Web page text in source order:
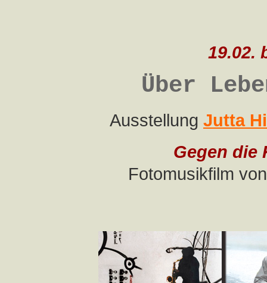
19.02.
Über
Ausstellung Jutta
Gegen die
Fotomusikfilm